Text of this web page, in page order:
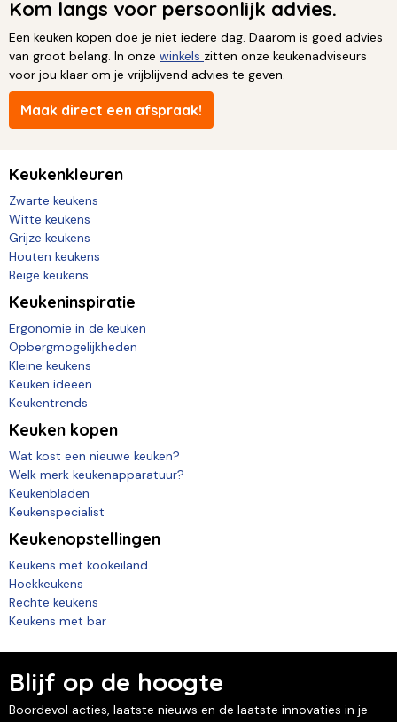
Kom langs voor persoonlijk advies.
Een keuken kopen doe je niet iedere dag. Daarom is goed advies
van groot belang. In onze winkels zitten onze keukenadviseurs
voor jou klaar om je vrijblijvend advies te geven.
Maak direct een afspraak!
Keukenkleuren
Zwarte keukens
Witte keukens
Grijze keukens
Houten keukens
Beige keukens
Keukeninspiratie
Ergonomie in de keuken
Opbergmogelijkheden
Kleine keukens
Keuken ideeën
Keukentrends
Keuken kopen
Wat kost een nieuwe keuken?
Welk merk keukenapparatuur?
Keukenbladen
Keukenspecialist
Keukenopstellingen
Keukens met kookeiland
Hoekkeukens
Rechte keukens
Keukens met bar
Blijf op de hoogte
Boordevol acties, laatste nieuws en de laatste innovaties in je